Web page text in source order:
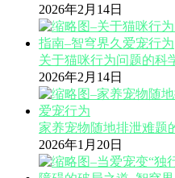
2026年2月14日
关于猫咪行为问题的科
2026年2月14日
家养宠物随地排泄难题
2026年1月20日